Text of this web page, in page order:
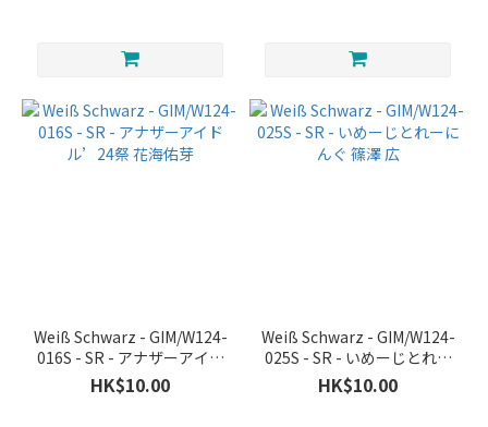
Weiß Schwarz - GIM/W124-
016S - SR - アナザーアイド
ル’24祭 花海佑芽
HK$10.00
Weiß Schwarz - GIM/W124-
025S - SR - いめーじとれー
にんぐ 篠澤 広
HK$10.00